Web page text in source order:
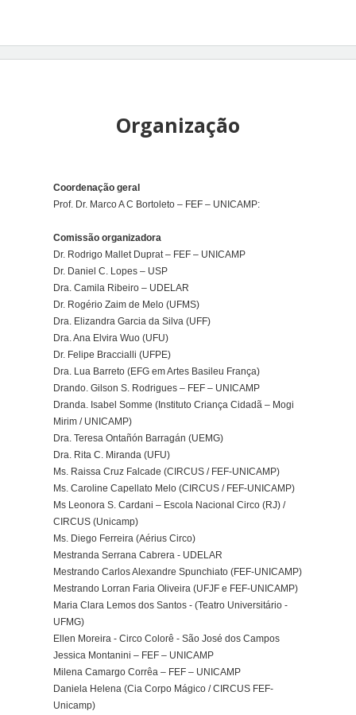
Organização
Coordenação geral
Prof. Dr. Marco A C Bortoleto – FEF – UNICAMP:
Comissão organizadora
Dr. Rodrigo Mallet Duprat – FEF – UNICAMP
Dr. Daniel C. Lopes – USP
Dra. Camila Ribeiro – UDELAR
Dr. Rogério Zaim de Melo (UFMS)
Dra. Elizandra Garcia da Silva (UFF)
Dra. Ana Elvira Wuo (UFU)
Dr. Felipe Braccialli (UFPE)
Dra. Lua Barreto (EFG em Artes Basileu França)
Drando. Gilson S. Rodrigues – FEF – UNICAMP
Dranda. Isabel Somme (Instituto Criança Cidadã – Mogi
Mirim / UNICAMP)
Dra. Teresa Ontañón Barragán (UEMG)
Dra. Rita C. Miranda (UFU)
Ms. Raissa Cruz Falcade (CIRCUS / FEF-UNICAMP)
Ms. Caroline Capellato Melo (CIRCUS / FEF-UNICAMP)
Ms Leonora S. Cardani – Escola Nacional Circo (RJ) /
CIRCUS (Unicamp)
Ms. Diego Ferreira (Aérius Circo)
Mestranda Serrana Cabrera - UDELAR
Mestrando Carlos Alexandre Spunchiato (FEF-UNICAMP)
Mestrando Lorran Faria Oliveira (UFJF e FEF-UNICAMP)
Maria Clara Lemos dos Santos - (Teatro Universitário -
UFMG)
Ellen Moreira - Circo Colorê - São José dos Campos
Jessica Montanini – FEF – UNICAMP
Milena Camargo Corrêa – FEF – UNICAMP
Daniela Helena (Cia Corpo Mágico / CIRCUS FEF-
Unicamp)